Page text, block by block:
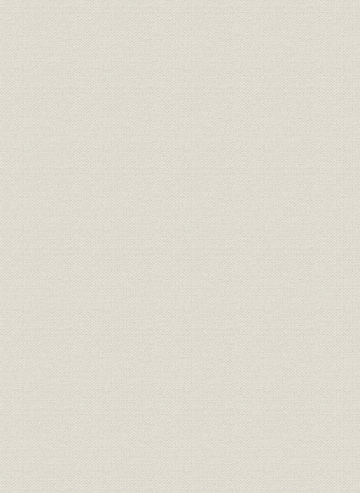
組織・機構の整備
本店の移転と支店の増設
国債シンジケートヘの参加
第二編 大正・昭和戦前期
第一章 株式会社への改組と発展
第一節 株式会社住友銀行の誕生
組織変更の決定
株式会社住友銀行の設立
第二節 業容の拡大
大戦直後の混乱と業容の拡大
国内店舗の増設
株式の公開
第三節 経営組織の改革
本店組織の変更
合議制の確立